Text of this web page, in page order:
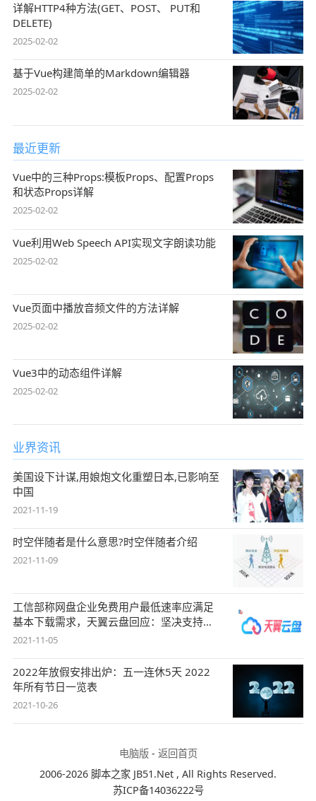
详解HTTP4种方法(GET、POST、 PUT和
DELETE)
2025-02-02
基于Vue构建简单的Markdown编辑器
2025-02-02
最近更新
Vue中的三种Props:模板Props、配置Props
和状态Props详解
2025-02-02
Vue利用Web Speech API实现文字朗读功能
2025-02-02
Vue页面中播放音频文件的方法详解
2025-02-02
Vue3中的动态组件详解
2025-02-02
业界资讯
美国设下计谋,用娘炮文化重塑日本,已影响至
中国
2021-11-19
时空伴随者是什么意思?时空伴随者介绍
2021-11-09
工信部称网盘企业免费用户最低速率应满足
基本下载需求，天翼云盘回应：坚决支持，
始终
2021-11-05
2022年放假安排出炉：五一连休5天 2022
年所有节日一览表
2021-10-26
电脑版- 返回首页
2006-2026 脚本之家 JB51.Net , All Rights Reserved.
苏ICP备14036222号